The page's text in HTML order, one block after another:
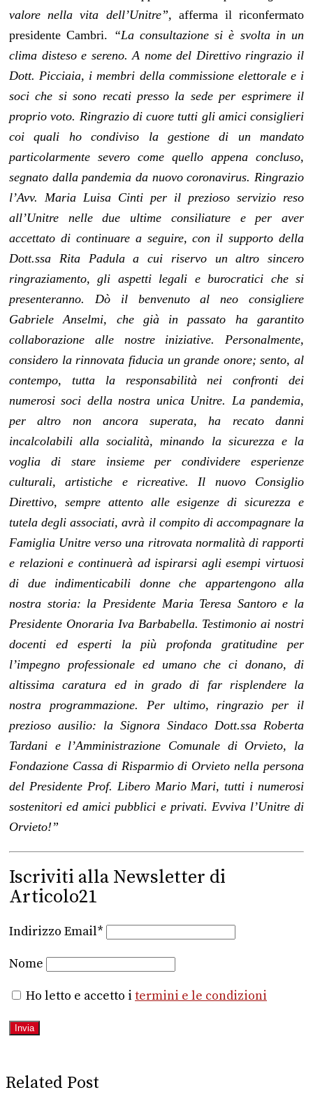
valore nella vita dell’Unitre”, afferma il riconfermato
presidente Cambri. “La consultazione si è svolta in un
clima disteso e sereno. A nome del Direttivo ringrazio il
Dott. Picciaia, i membri della commissione elettorale e i
soci che si sono recati presso la sede per esprimere il
proprio voto. Ringrazio di cuore tutti gli amici consiglieri
coi quali ho condiviso la gestione di un mandato
particolarmente severo come quello appena concluso,
segnato dalla pandemia da nuovo coronavirus. Ringrazio
l’Avv. Maria Luisa Cinti per il prezioso servizio reso
all’Unitre nelle due ultime consiliature e per aver
accettato di continuare a seguire, con il supporto della
Dott.ssa Rita Padula a cui riservo un altro sincero
ringraziamento, gli aspetti legali e burocratici che si
presenteranno. Dò il benvenuto al neo consigliere
Gabriele Anselmi, che già in passato ha garantito
collaborazione alle nostre iniziative. Personalmente,
considero la rinnovata fiducia un grande onore; sento, al
contempo, tutta la responsabilità nei confronti dei
numerosi soci della nostra unica Unitre. La pandemia,
per altro non ancora superata, ha recato danni
incalcolabili alla socialità, minando la sicurezza e la
voglia di stare insieme per condividere esperienze
culturali, artistiche e ricreative. Il nuovo Consiglio
Direttivo, sempre attento alle esigenze di sicurezza e
tutela degli associati, avrà il compito di accompagnare la
Famiglia Unitre verso una ritrovata normalità di rapporti
e relazioni e continuerà ad ispirarsi agli esempi virtuosi
di due indimenticabili donne che appartengono alla
nostra storia: la Presidente Maria Teresa Santoro e la
Presidente Onoraria Iva Barbabella. Testimonio ai nostri
docenti ed esperti la più profonda gratitudine per
l’impegno professionale ed umano che ci donano, di
altissima caratura ed in grado di far risplendere la
nostra programmazione. Per ultimo, ringrazio per il
prezioso ausilio: la Signora Sindaco Dott.ssa Roberta
Tardani e l’Amministrazione Comunale di Orvieto, la
Fondazione Cassa di Risparmio di Orvieto nella persona
del Presidente Prof. Libero Mario Mari, tutti i numerosi
sostenitori ed amici pubblici e privati. Evviva l’Unitre di
Orvieto!”
Iscriviti alla Newsletter di
Articolo21
Indirizzo Email*
Nome
Ho letto e accetto i termini e le condizioni
Related Post